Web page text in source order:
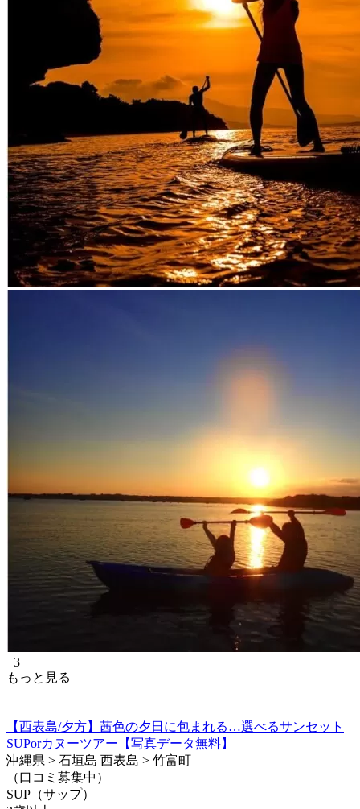
+3
もっと見る
【西表島/夕方】茜色の夕日に包まれる…選べるサンセット
SUPorカヌーツアー【写真データ無料】
沖縄県 > 石垣島 西表島 > 竹富町
（口コミ募集中）
SUP（サップ）